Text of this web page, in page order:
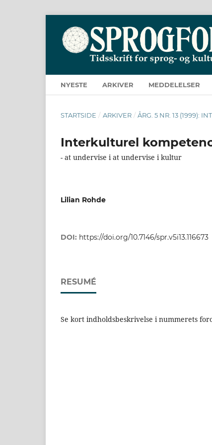
NYESTE ARKIVER MEDDELELSER
STARTSIDE / ARKIVER / ÅRG. 5 NR. 13 (1999):
Interkulturel
- at undervise i at undervise i kultur
Lilian Rohde
DOI: https://doi.org/10.7146/spr.v5i13.116673
RESUMÉ
Se kort indholdsbeskrivelse i nummerets